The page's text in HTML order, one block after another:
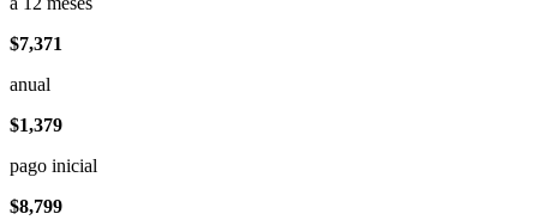
$7,371
anual
$1,379
pago inicial
$8,799